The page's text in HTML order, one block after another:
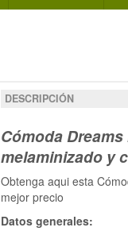
DESCRIPCIÓN
Cómoda
melaminizado y
Obtenga aqui esta
mejor precio
Datos generales: